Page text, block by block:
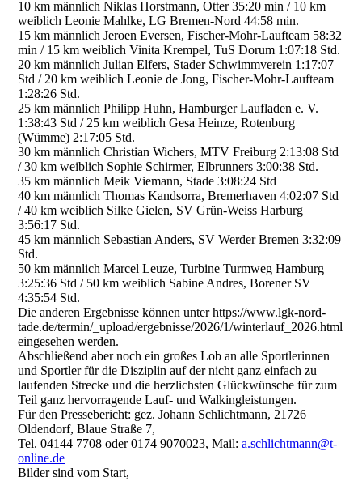
10 km männlich Niklas Horstmann, Otter 35:20 min / 10 km
weiblich Leonie Mahlke, LG Bremen-Nord 44:58 min.
15 km männlich Jeroen Eversen, Fischer-Mohr-Laufteam 58:32
min / 15 km weiblich Vinita Krempel, TuS Dorum 1:07:18 Std.
20 km männlich Julian Elfers, Stader Schwimmverein 1:17:07
Std / 20 km weiblich Leonie de Jong, Fischer-Mohr-Laufteam
1:28:26 Std.
25 km männlich Philipp Huhn, Hamburger Laufladen e. V.
1:38:43 Std / 25 km weiblich Gesa Heinze, Rotenburg
(Wümme) 2:17:05 Std.
30 km männlich Christian Wichers, MTV Freiburg 2:13:08 Std
/ 30 km weiblich Sophie Schirmer, Elbrunners 3:00:38 Std.
35 km männlich Meik Viemann, Stade 3:08:24 Std
40 km männlich Thomas Kandsorra, Bremerhaven 4:02:07 Std
/ 40 km weiblich Silke Gielen, SV Grün-Weiss Harburg
3:56:17 Std.
45 km männlich Sebastian Anders, SV Werder Bremen 3:32:09
Std.
50 km männlich Marcel Leuze, Turbine Turmweg Hamburg
3:25:36 Std / 50 km weiblich Sabine Andres, Borener SV
4:35:54 Std.
Die anderen Ergebnisse können unter https://www.lgk-nord-
tade.de/termin/_upload/ergebnisse/2026/1/winterlauf_2026.html
eingesehen werden.
Abschließend aber noch ein großes Lob an alle Sportlerinnen
und Sportler für die Disziplin auf der nicht ganz einfach zu
laufenden Strecke und die herzlichsten Glückwünsche für zum
Teil ganz hervorragende Lauf- und Walkingleistungen.
Für den Pressebericht: gez. Johann Schlichtmann, 21726
Oldendorf, Blaue Straße 7,
Tel. 04144 7708 oder 0174 9070023, Mail:a.schlichtmann@t-
online.de
Bilder sind vom Start,